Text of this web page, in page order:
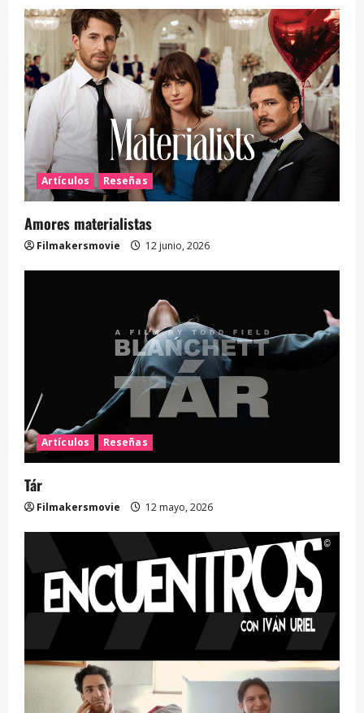
Artículos Reseñas
Amores materialistas
Filmakersmovie 12 junio, 2026
Artículos Reseñas
Tár
Filmakersmovie 12 mayo, 2026